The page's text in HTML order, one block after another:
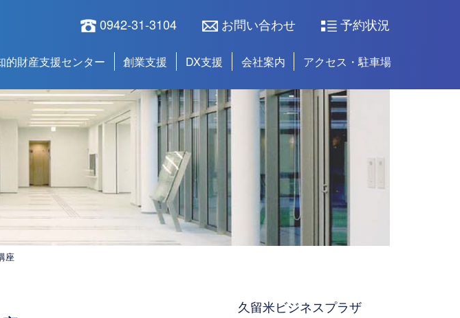
0942-31-3104 お問い合わせ 予約状況
的財産支援センター 創業支援 DX支援 会社案内 アクセス・駐車場
座
久留米ビジネスプラザ